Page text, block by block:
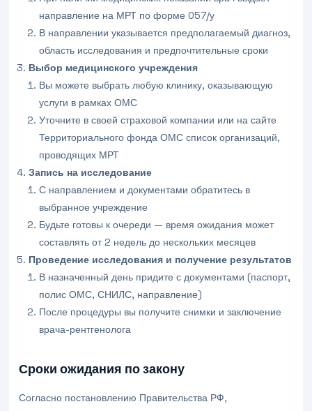
направление на МРТ по форме 057/у
В направлении указывается предполагаемый диагноз,
область исследования и предпочтительные сроки
Выбор медицинского учреждения
Вы можете выбрать любую клинику, оказывающую
услуги в рамках ОМС
Уточните в своей страховой компании или на сайте
Территориального фонда ОМС список организаций,
проводящих МРТ
Запись на исследование
С направлением и документами обратитесь в
выбранное учреждение
Будьте готовы к очереди — время ожидания может
составлять от 2 недель до нескольких месяцев
Проведение исследования и получение результатов
В назначенный день придите с документами (паспорт,
полис ОМС, СНИЛС, направление)
После процедуры вы получите снимки и заключение
врача-рентгенолога
Сроки ожидания по закону
Согласно постановлению Правительства РФ,